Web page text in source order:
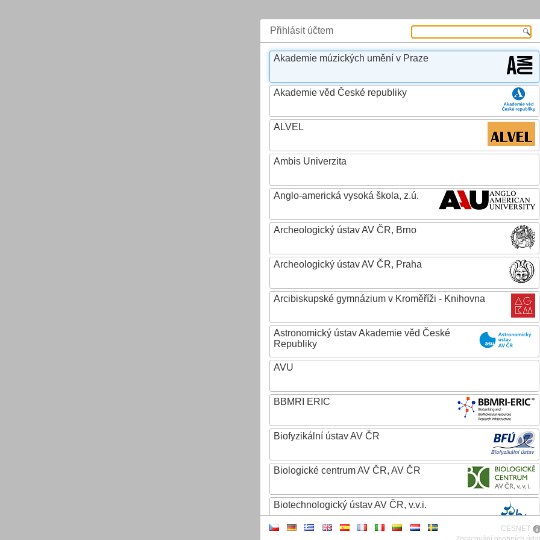
Přihlásit účtem
Akademie múzických umění v Praze
Akademie věd České republiky
ALVEL
Ambis Univerzita
Anglo-americká vysoká škola, z.ú.
Archeologický ústav AV ČR, Brno
Archeologický ústav AV ČR, Praha
Arcibiskupské gymnázium v Kroměříži - Knihovna
Astronomický ústav Akademie věd České
Republiky
AVU
BBMRI ERIC
Biofyzikální ústav AV ČR
Biologické centrum AV ČR, AV ČR
Biotechnologický ústav AV ČR, v.v.i.
CESNET